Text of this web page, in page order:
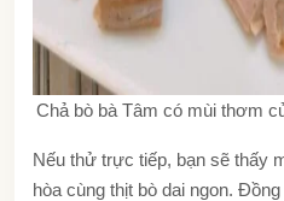
Chả bò bà Tâm có mùi thơm
Nếu thử trực tiếp, bạn sẽ thấy
hòa cùng thịt bò dai ngon.